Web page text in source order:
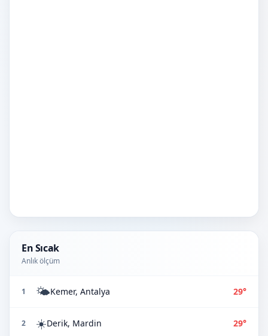
En Sıcak
Anlık ölçüm
1 🌤️Kemer, Antalya 29°
2 ☀️Derik, Mardin 29°